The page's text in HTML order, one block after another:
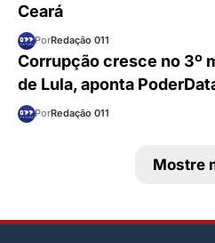
Ceará
PorRedação 011
Corrupção cresce no 3º
de Lula, aponta
PorRedação 011
Mostre